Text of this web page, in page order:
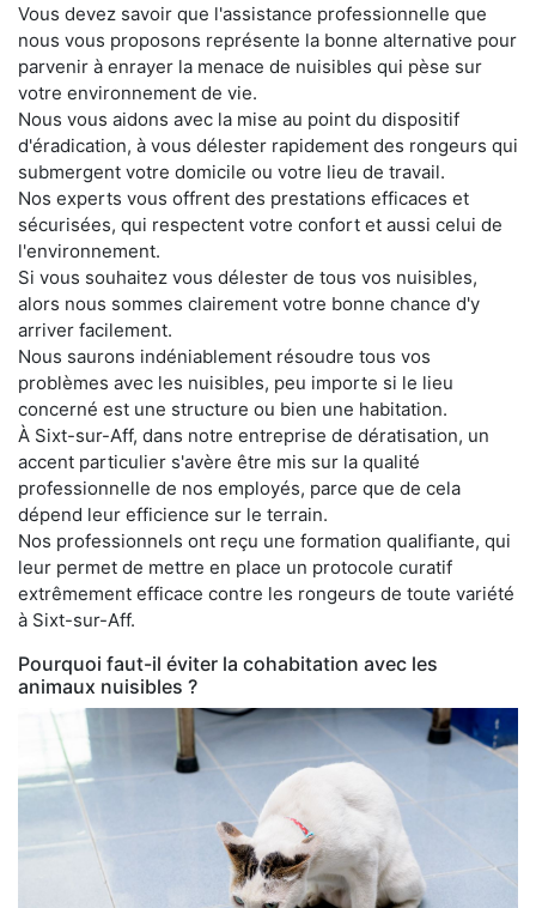
Vous devez savoir que l'assistance professionnelle que
nous vous proposons représente la bonne alternative pour
parvenir à enrayer la menace de nuisibles qui pèse sur
votre environnement de vie.
Nous vous aidons avec la mise au point du dispositif
d'éradication, à vous délester rapidement des rongeurs qui
submergent votre domicile ou votre lieu de travail.
Nos experts vous offrent des prestations efficaces et
sécurisées, qui respectent votre confort et aussi celui de
l'environnement.
Si vous souhaitez vous délester de tous vos nuisibles,
alors nous sommes clairement votre bonne chance d'y
arriver facilement.
Nous saurons indéniablement résoudre tous vos
problèmes avec les nuisibles, peu importe si le lieu
concerné est une structure ou bien une habitation.
À Sixt-sur-Aff, dans notre entreprise de dératisation, un
accent particulier s'avère être mis sur la qualité
professionnelle de nos employés, parce que de cela
dépend leur efficience sur le terrain.
Nos professionnels ont reçu une formation qualifiante, qui
leur permet de mettre en place un protocole curatif
extrêmement efficace contre les rongeurs de toute variété
à Sixt-sur-Aff.
Pourquoi faut-il éviter la cohabitation avec les
animaux nuisibles ?